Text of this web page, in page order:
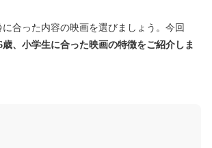
に合った内容の映画を選びましょう。今回
歳、小学生に合った映画の特徴をご紹介しま